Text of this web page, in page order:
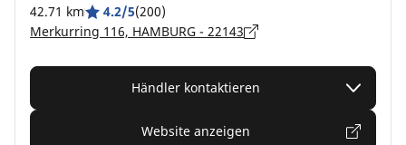
42.71 km 4.2/5(200)
Merkurring 116, HAMBURG - 22143
Händler kontaktieren
Website anzeigen